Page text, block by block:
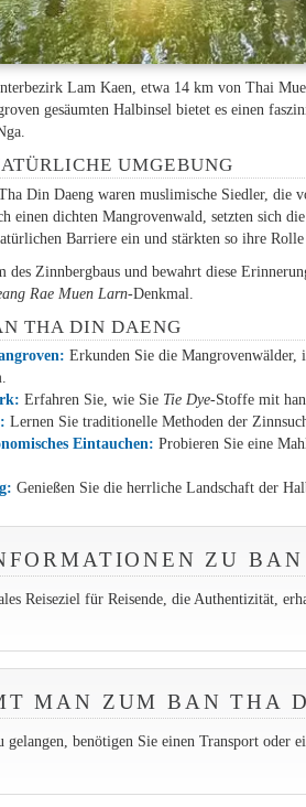
Lam Kaen, etwa 14 km von Thai
gesäumten Halbinsel bietet es einen
UMGEBUNG
Din Daeng waren muslimische Siedler, die
einen dichten Mangrovenwald, setzten sich
Barriere ein und stärkten so ihre
des Zinnbergbaus und bewahrt diese
Rae Muen Larn-Denkmal.
THA DIN DAENG
Erkunden Sie die Mangrovenwälder,
Erfahren Sie, wie Sie Tie Dye-Stoffe mit
Lernen Sie traditionelle Methoden der
Eintauchen: Probieren Sie eine
Genießen Sie die herrliche Landschaft der
ZU
Reiseziel für Reisende, die Authentizität,
MAN ZUM BAN THA
benötigen Sie einen Transport oder